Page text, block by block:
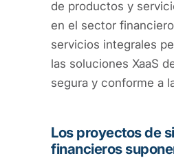
de productos y
en el sector
servicios integrales
las soluciones XaaS
segura y conforme a
Los proyectos de
financieros